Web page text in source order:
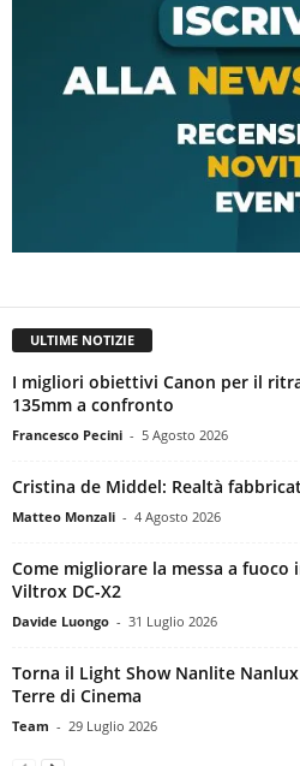
ULTIME NOTIZIE
I migliori obiettivi Canon per il
135mm a confronto
Francesco Pecini - 5 Agosto 2026
Cristina de Middel: Realtà
Matteo Monzali - 4 Agosto 2026
Come migliorare la messa a
Viltrox DC-X2
Davide Luongo - 31 Luglio 2026
Torna il Light Show Nanlite
Terre di Cinema
Team - 29 Luglio 2026